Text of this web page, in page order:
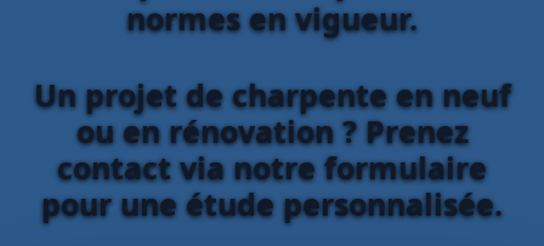
normes en vigueur.
Un projet de charpente en neuf
ou en rénovation ? Prenez
contact via notre formulaire
pour une étude personnalisée.